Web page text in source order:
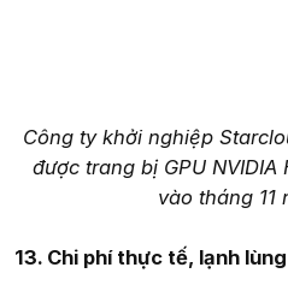
Công ty khởi nghiệp
được trang bị GPU
vào tháng 11
13. Chi phí thực tế, lạnh lùng